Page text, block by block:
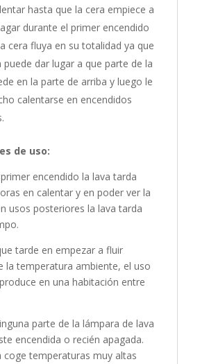
hasta que la cera empiece a
durante el primer encendido
cera fluya en su totalidad ya que
puede dar lugar a que parte de la
en la parte de arriba y luego le
calentarse en encendidos
de uso:
encendido la lava tarda
en calentar y en poder ver la
usos posteriores la lava tarda
tarde en empezar a fluir
la temperatura ambiente, el uso
en una habitación entre
parte de la lámpara de lava
encendida o recién apagada.
coge temperaturas muy altas